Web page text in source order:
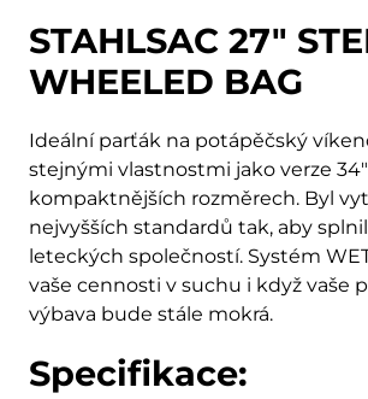
STAHLSAC 27"
WHEELED BAG
Ideální parťák na potápěčský
stejnými vlastnostmi jako verze
kompaktnějších rozměrech. Byl
nejvyšších standardů tak, aby
leteckých společností. Systém
vaše cennosti v suchu i když vaše
výbava bude stále mokrá.
Specifikace: